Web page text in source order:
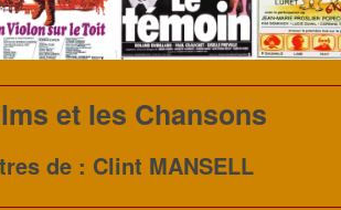
et les Chansons
de : Clint MANSELL